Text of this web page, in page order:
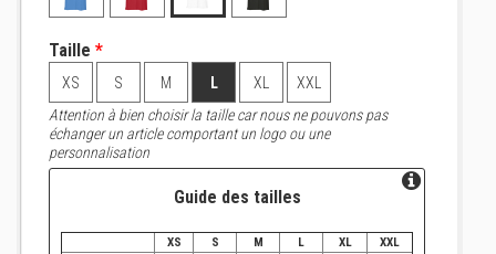
Taille *
XS S M L XL
XXL
Attention à bien choisir la taille car nous ne pouvons pas
échanger un article comportant un logo ou une
personnalisation
Guide des tailles
XS S M L XL
XXL